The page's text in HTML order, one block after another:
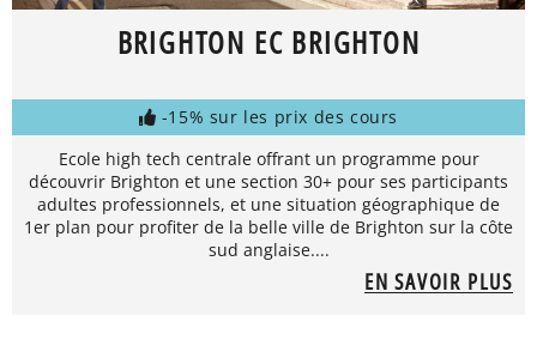
BRIGHTON EC BRIGHTON
-15% sur les prix des cours
Ecole high tech centrale offrant un programme pour
découvrir Brighton et une section 30+ pour ses participants
adultes professionnels, et une situation géographique de
1er plan pour profiter de la belle ville de Brighton sur la côte
sud anglaise....
EN SAVOIR PLUS